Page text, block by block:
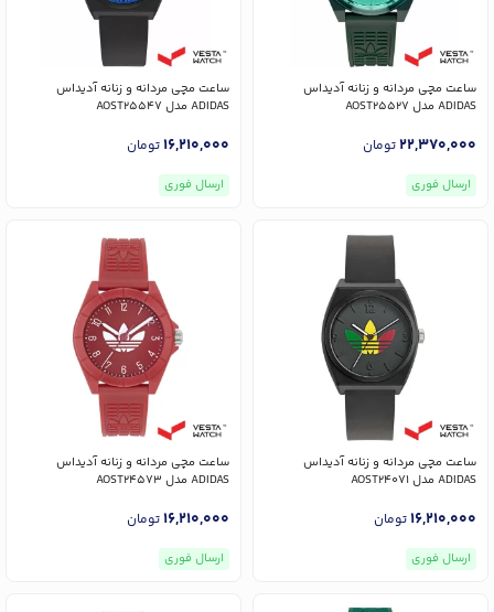
ساعت مچی مردانه و زنانه آدیداس
ADIDAS مدل AOST25527
22,370,000تومان
ارسال فوری
ساعت مچی مردانه و زنانه آدیداس
ADIDAS مدل AOST25547
16,210,000تومان
ارسال فوری
ساعت مچی مردانه و زنانه آدیداس
ADIDAS مدل AOST24071
16,210,000تومان
ارسال فوری
ساعت مچی مردانه و زنانه آدیداس
ADIDAS مدل AOST24573
16,210,000تومان
ارسال فوری